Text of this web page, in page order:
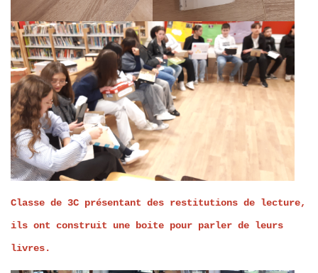
Classe de 3C présentant des restitutions de lecture,
ils ont construit une boite pour parler de leurs
livres.